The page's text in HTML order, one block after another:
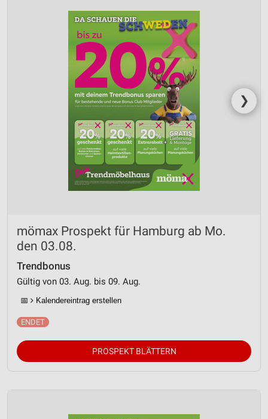
❯
mömax Prospekt für Hamburg ab Mo.
den 03.08.
Trendbonus
Gültig von 03. Aug. bis 09. Aug.
📅 Kalendereintrag erstellen
PROSPEKT BLÄTTERN